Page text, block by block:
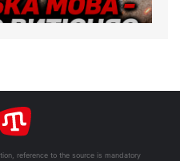
reference to the source is mandatory